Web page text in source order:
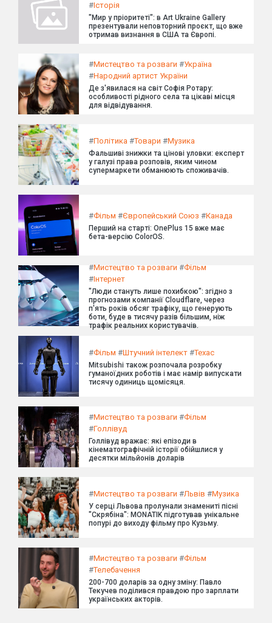
#Історія
"Мир у пріоритеті": в Art Ukraine Gallery
презентували неповторний проєкт, що вже
отримав визнання в США та Європі.
#Мистецтво та розваги #Україна
#Народний артист України
Де з'явилася на світ Софія Ротару:
особливості рідного села та цікаві місця
для відвідування.
#Політика #Товари #Музика
Фальшиві знижки та цінові уловки: експерт
у галузі права розповів, яким чином
супермаркети обманюють споживачів.
#Фільм #Європейський Союз #Канада
Перший на старті: OnePlus 15 вже має
бета-версію ColorOS.
#Мистецтво та розваги #Фільм
#Інтернет
"Люди стануть лише похибкою": згідно з
прогнозами компанії Cloudflare, через
п'ять років обсяг трафіку, що генерують
боти, буде в тисячу разів більшим, ніж
трафік реальних користувачів.
#Фільм #Штучний інтелект #Техас
Mitsubishi також розпочала розробку
гуманоїдних роботів і має намір випускати
тисячу одиниць щомісяця.
#Мистецтво та розваги #Фільм
#Голлівуд
Голлівуд вражає: які епізоди в
кінематографічній історії обійшлися у
десятки мільйонів доларів
#Мистецтво та розваги #Львів #Музика
У серці Львова пролунали знамениті пісні
"Скрябіна": MONATIK підготував унікальне
попурі до виходу фільму про Кузьму.
#Мистецтво та розваги #Фільм
#Телебачення
200-700 доларів за одну зміну: Павло
Текучев поділився правдою про зарплати
українських акторів.